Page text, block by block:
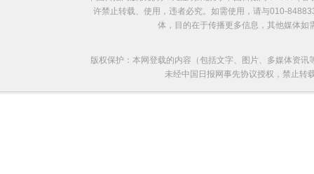
许禁止转载、使用，违者必究。如需使用，请与010-
体，目的在于传播更多信息，其他媒体
版权保护：本网登载的内容（包括文字、图片、多媒体资
未经中国日报网事先协议授权，禁止转